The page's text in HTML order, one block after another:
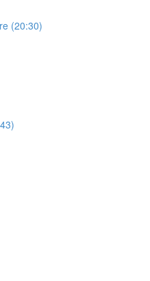
(20:30)